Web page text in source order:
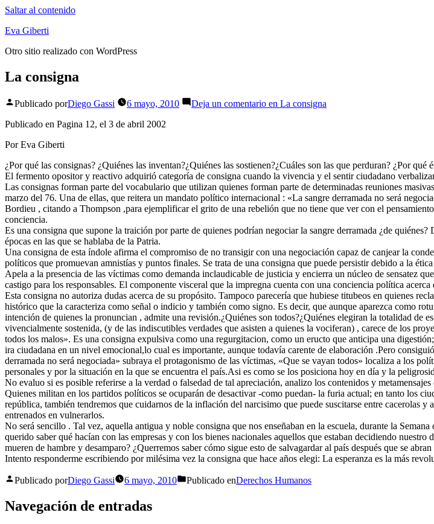
Saltar al contenido
Eva Giberti
Otro sitio realizado con WordPress
La consigna
Publicado porDiego Gassi 6 mayo, 2010 Deja un comentario en La consigna
Publicado en Pagina 12, el 3 de abril 2002
Por Eva Giberti
¿Por qué las consignas? ¿Quiénes las inventan?¿Quiénes las sostienen?¿Cuáles son las que perduran? ¿Por qué
El fermento opositor y reactivo adquirió categoría de consigna cuando la vivencia y el sentir ciudadano
Las consignas forman parte del vocabulario que utilizan quienes forman parte de determinadas reuniones
marzo del 76. Una de ellas, que reitera un mandato político internacional : «La sangre derramada no será
Bordieu , citando a Thompson ,para ejemplificar el grito de una rebelión que no tiene que ver con el
conciencia.
Es una consigna que supone la traición por parte de quienes podrían negociar la sangre derramada ¿de
épocas en las que se hablaba de la Patria.
Una consigna de esta índole afirma el compromiso de no transigir con una negociación capaz de canjear la
políticos que promuevan amnistías y puntos finales. Se trata de una consigna que puede persistir debido a la
Apela a la presencia de las víctimas como demanda inclaudicable de justicia y encierra un núcleo de sensatez
castigo para los responsables. El componente visceral que la impregna cuenta con una conciencia política
Esta consigna no autoriza dudas acerca de su propósito. Tampoco parecería que hubiese titubeos en quienes
histórico que la caracteriza como señal o indicio y también como signo. Es decir, que aunque aparezca como
intención de quienes la pronuncian , admite una revisión.¿Quiénes son todos?¿Quiénes elegiran la totalidad de
vivencialmente sostenida, (y de las indiscutibles verdades que asisten a quienes la vociferan) , carece de los
todos los malos». Es una consigna expulsiva como una regurgitacion, como un eructo que anticipa una
ira ciudadana en un nivel emocional,lo cual es importante, aunque todavía carente de elaboración .Pero
derramada no será negociada» subraya el protagonismo de las víctimas, «Que se vayan todos» localiza a los
personales y por la situación en la que se encuentra el país.Asi es como se los posiciona hoy en día y la
No evaluo si es posible referirse a la verdad o falsedad de tal apreciación, analizo los contenidos y metamensajes
Quienes militan en los partidos políticos se ocuparán de desactivar -como puedan- la furia actual; en tanto los
república, también tendremos que cuidarnos de la inflación del narcisimo que puede suscitarse entre cacerolas y
entrenados en vulnerarlos.
No será sencillo . Tal vez, aquella antigua y noble consigna que nos enseñaban en la escuela, durante la
querido saber qué hacían con las empresas y con los bienes nacionales aquellos que estaban decidiendo
mueren de hambre y desamparo? ¿Querremos saber cómo sigue esto de salvagardar al país después que se
Intento responderme escribiendo por milésima vez la consigna que hace años elegi: La esperanza es la más
Publicado porDiego Gassi 6 mayo, 2010 Publicado enDerechos Humanos
Navegación de entradas